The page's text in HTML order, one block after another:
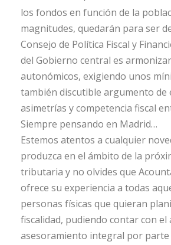
los fondos en función de la
magnitudes, quedarán para ser
Consejo de Política Fiscal y
del Gobierno central es
autonómicos, exigiendo unos
también discutible argumento de
asimetrías y competencia fiscal
Siempre pensando en Madrid…
Estemos atentos a cualquier
produzca en el ámbito de la
tributaria y no olvides que
ofrece su experiencia a todas
personas físicas que quieran
fiscalidad, pudiendo contar con el
asesoramiento integral por